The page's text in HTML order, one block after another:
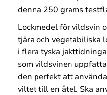
denna 250 grams
Lockmedel för vildsvin
tjära och vegetabiliska
i flera tyska
som vildsvinen
den perfekt att
viltet till en åtel. Ska